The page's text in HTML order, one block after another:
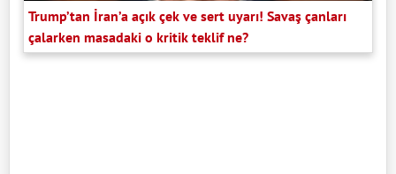
Trump’tan İran’a açık çek ve sert uyarı! Savaş çanları
çalarken masadaki o kritik teklif ne?